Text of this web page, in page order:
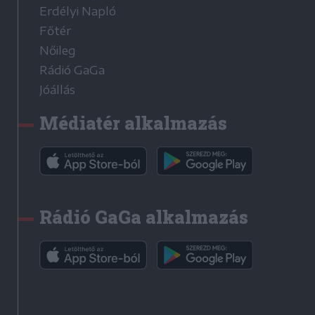
Erdélyi Napló
Főtér
Nőileg
Rádió GaGa
Jóállás
Médiatér alkalmazás
Rádió GaGa alkalmazás